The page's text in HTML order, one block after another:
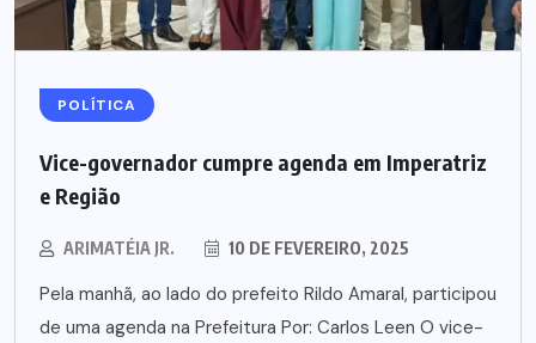
POLÍTICA
Vice-governador cumpre agenda em Imperatriz
e Região
ARIMATÉIA JR. 10 DE FEVEREIRO, 2025
Pela manhã, ao lado do prefeito Rildo Amaral, participou
de uma agenda na Prefeitura Por: Carlos Leen O vice-